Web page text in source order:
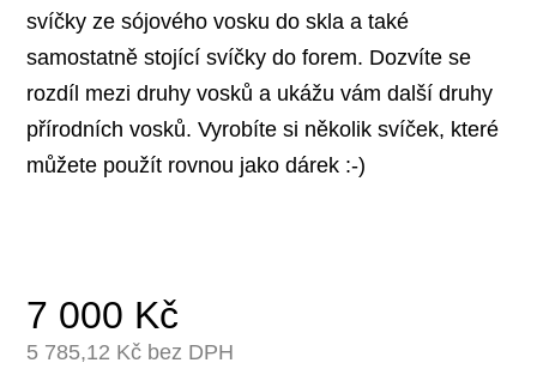
svíčky ze sójového vosku do skla a také
samostatně stojící svíčky do forem. Dozvíte se
rozdíl mezi druhy vosků a ukážu vám další druhy
přírodních vosků. Vyrobíte si několik svíček, které
můžete použít rovnou jako dárek :-)
7 000 Kč
5 785,12 Kč bez DPH